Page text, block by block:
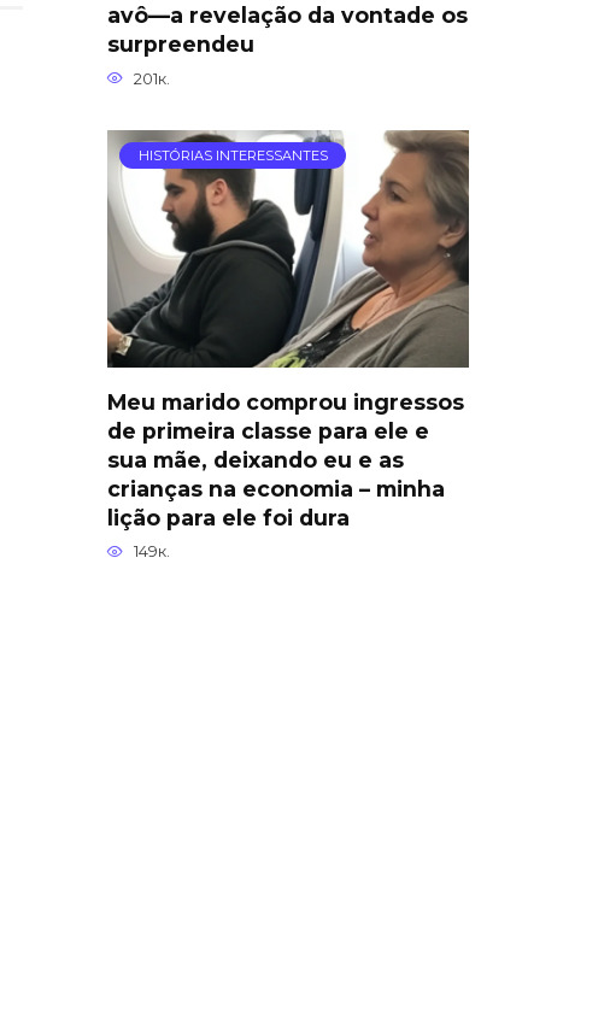
avô—a revelação da vontade os
surpreendeu
201к.
HISTÓRIAS INTERESSANTES
Meu marido comprou ingressos
de primeira classe para ele e
sua mãe, deixando eu e as
crianças na economia – minha
lição para ele foi dura
149к.